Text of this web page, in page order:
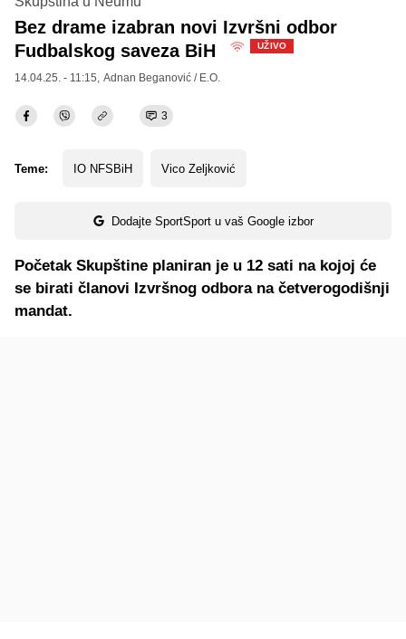
Bez drame izabran novi Izvršni odbor
Fudbalskog saveza BiH
UŽIVO
14.04.25. - 11:15, Adnan Beganović / E.O.
3
Teme: IO NFSBiH Vico Zeljković
Dodajte SportSport u vaš Google izbor
Početak Skupštine planiran je u 12 sati na kojoj će
se birati članovi Izvršnog odbora na četverogodišnji
mandat.